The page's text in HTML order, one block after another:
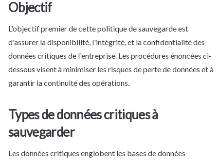
Objectif
L'objectif premier de cette politique de sauvegarde est
d'assurer la disponibilité, l'intégrité, et la confidentialité des
données critiques de l'entreprise. Les procédures énoncées ci-
dessous visent à minimiser les risques de perte de données et à
garantir la continuité des opérations.
Types de données critiques à
sauvegarder
Les données critiques englobent les bases de données